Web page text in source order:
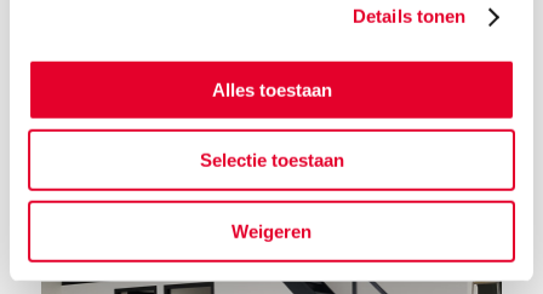
Details tonen
Alles toestaan
Selectie toestaan
Weigeren